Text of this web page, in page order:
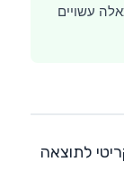
עשויים
לתוצאה